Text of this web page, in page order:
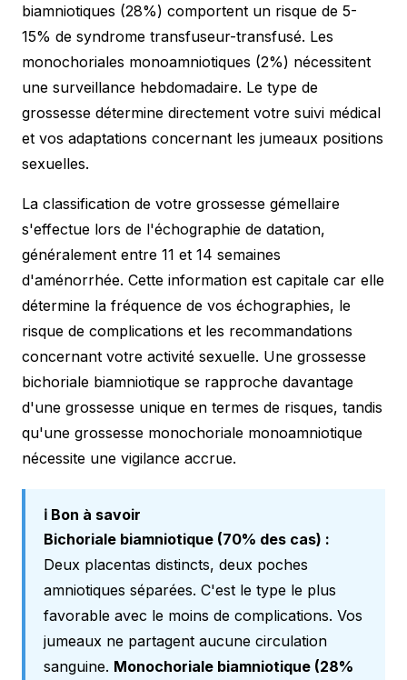
biamniotiques (28%) comportent un risque de 5-
15% de syndrome transfuseur-transfusé. Les
monochoriales monoamniotiques (2%) nécessitent
une surveillance hebdomadaire. Le type de
grossesse détermine directement votre suivi médical
et vos adaptations concernant les jumeaux positions
sexuelles.
La classification de votre grossesse gémellaire
s'effectue lors de l'échographie de datation,
généralement entre 11 et 14 semaines
d'aménorrhée. Cette information est capitale car elle
détermine la fréquence de vos échographies, le
risque de complications et les recommandations
concernant votre activité sexuelle. Une grossesse
bichoriale biamniotique se rapproche davantage
d'une grossesse unique en termes de risques, tandis
qu'une grossesse monochoriale monoamniotique
nécessite une vigilance accrue.
ℹ️ Bon à savoir
Bichoriale biamniotique (70% des cas) :
Deux placentas distincts, deux poches
amniotiques séparées. C'est le type le plus
favorable avec le moins de complications. Vos
jumeaux ne partagent aucune circulation
sanguine. Monochoriale biamniotique (28%